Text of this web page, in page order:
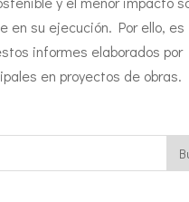
en su ejecución. Por ello, es
informes elaborados por
en proyectos de obras.